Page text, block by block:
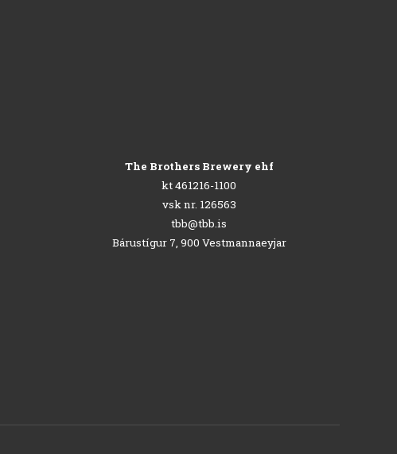
The Brothers Brewery ehf
kt 461216-1100
vsk nr. 126563
tbb@tbb.is
Bárustígur 7, 900 Vestmannaeyjar